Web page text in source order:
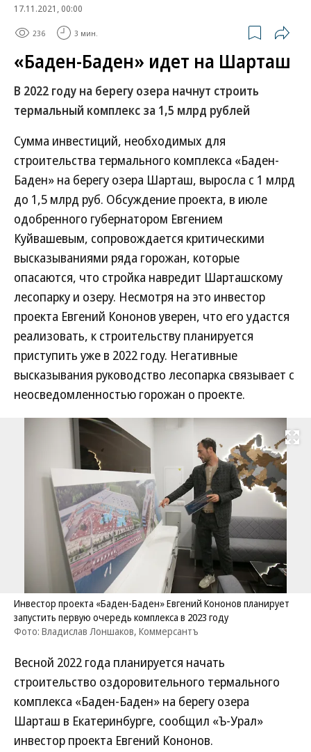
17.11.2021, 00:00
236 3 мин.
«Баден-Баден» идет на Шарташ
В 2022 году на берегу озера начнут строить
термальный комплекс за 1,5 млрд рублей
Сумма инвестиций, необходимых для
строительства термального комплекса «Баден-
Баден» на берегу озера Шарташ, выросла с 1 млрд
до 1,5 млрд руб. Обсуждение проекта, в июле
одобренного губернатором Евгением
Куйвашевым, сопровождается критическими
высказываниями ряда горожан, которые
опасаются, что стройка навредит Шарташскому
лесопарку и озеру. Несмотря на это инвестор
проекта Евгений Кононов уверен, что его удастся
реализовать, к строительству планируется
приступить уже в 2022 году. Негативные
высказывания руководство лесопарка связывает с
неосведомленностью горожан о проекте.
Развернуть
Инвестор проекта «Баден-Баден» Евгений Кононов планирует
запустить первую очередь комплекса в 2023 году
Фото: Владислав Лоншаков, Коммерсантъ
Весной 2022 года планируется начать
строительство оздоровительного термального
комплекса «Баден-Баден» на берегу озера
Шарташ в Екатеринбурге, сообщил «Ъ-Урал»
инвестор проекта Евгений Кононов.